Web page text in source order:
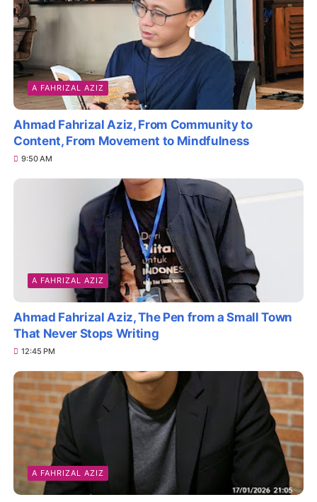
A FAHRIZAL AZIZ
Ahmad Fahrizal Aziz, From Community to
Content, From Movement to Mindfulness
9:50 AM
A FAHRIZAL AZIZ
Ahmad Fahrizal Aziz, The Pen from a Small Town
That Never Stops Writing
12:45 PM
A FAHRIZAL AZIZ